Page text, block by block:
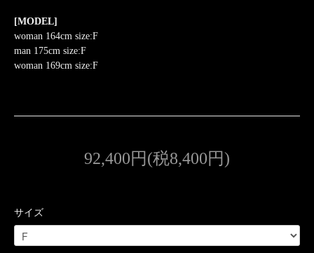
[MODEL]
woman 164cm size:F
man 175cm size:F
woman 169cm size:F
92,400円(税8,400円)
サイズ